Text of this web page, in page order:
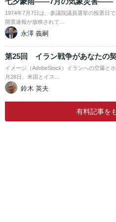
1974年7月7日は、参議院議員選挙の投票日
開票速報が放映されて…
永澤 義嗣
第25回 イラン戦争があなたの
イメージ（AdobeStock）イランへの空爆と
月28日、米国とイス…
鈴木 英夫
有料記事を